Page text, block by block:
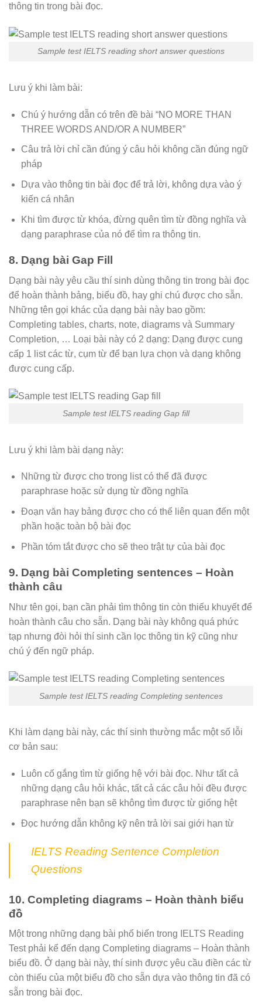
thông tin trong bài đọc.
Sample test IELTS reading short answer questions
Lưu ý khi làm bài:
Chú ý hướng dẫn có trên đề bài “NO MORE THAN
THREE WORDS AND/OR A NUMBER”
Câu trả lời chỉ cần đúng ý câu hỏi không cần đúng ngữ
pháp
Dựa vào thông tin bài đọc để trả lời, không dựa vào ý
kiến cá nhân
Khi tìm được từ khóa, đừng quên tìm từ đồng nghĩa và
dạng paraphrase của nó để tìm ra thông tin.
8. Dạng bài Gap Fill
Dạng bài này yêu cầu thí sinh dùng thông tin trong bài đọc
để hoàn thành bảng, biểu đồ, hay ghi chú được cho sẵn.
Những tên gọi khác của dạng bài này bao gồm:
Completing tables, charts, note, diagrams và Summary
Completion, … Loại bài này có 2 dạng: Dạng được cung
cấp 1 list các từ, cụm từ để bạn lựa chọn và dạng không
được cung cấp.
Sample test IELTS reading Gap fill
Lưu ý khi làm bài dạng này:
Những từ được cho trong list có thể đã được
paraphrase hoặc sử dụng từ đồng nghĩa
Đoạn văn hay bảng được cho có thể liên quan đến một
phần hoặc toàn bộ bài đọc
Phần tóm tắt được cho sẽ theo trật tự của bài đọc
9. Dạng bài Completing sentences – Hoàn
thành câu
Như tên gọi, bạn cần phải tìm thông tin còn thiếu khuyết để
hoàn thành câu cho sẵn. Dạng bài này không quá phức
tạp nhưng đòi hỏi thí sinh cần lọc thông tin kỹ cũng như
chú ý đến ngữ pháp.
Sample test IELTS reading Completing sentences
Khi làm dạng bài này, các thí sinh thường mắc một số lỗi
cơ bản sau:
Luôn cố gắng tìm từ giống hệ với bài đọc. Như tất cả
những dạng câu hỏi khác, tất cả các câu hỏi đều được
paraphrase nên bạn sẽ không tìm được từ giống hệt
Đọc hướng dẫn không kỹ nên trả lời sai giới hạn từ
IELTS Reading Sentence Completion
Questions
10. Completing diagrams – Hoàn thành biểu
đồ
Một trong những dạng bài phổ biến trong IELTS Reading
Test phải kể đến dạng Completing diagrams – Hoàn thành
biểu đồ. Ở dạng bài này, thí sinh được yêu cầu điền các từ
còn thiếu của một biểu đồ cho sẵn dựa vào thông tin đã có
sẵn trong bài đọc.